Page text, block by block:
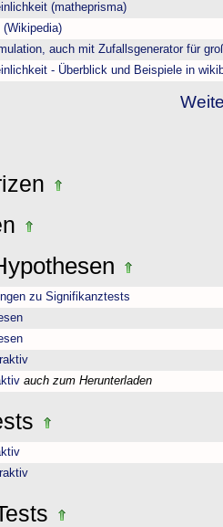
(matheprisma)
(Wikipedia)
auch mit Zufallsgenerator für
- Überblick und Beispiele in
zu Signifikanztests
auch zum Herunterladen